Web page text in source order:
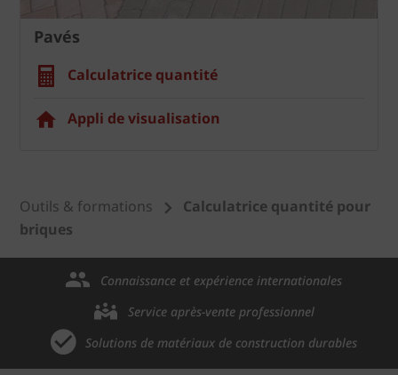
Pavés
Calculatrice quantité
Appli de visualisation
Outils & formations
Calculatrice quantité pour
briques
Connaissance et expérience internationales
Service après-vente professionnel
Solutions de matériaux de construction durables